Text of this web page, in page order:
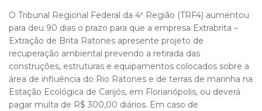
O Tribunal Regional Federal da 4ª Região (TRF4) aumentou
para deu 90 dias o prazo para que a empresa Extrabrita –
Extração de Brita Ratones apresente projeto de
recuperação ambiental prevendo a retirada das
construções, estruturas e equipamentos colocados sobre a
área de influência do Rio Ratones e de terras de marinha na
Estação Ecológica de Carijós, em Florianópolis, ou deverá
pagar multa de R$ 300,00 diários. Em caso de